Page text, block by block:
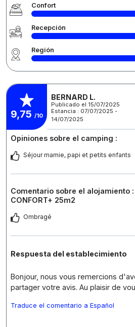
Confort
Recepción
Región
9,75 /10
BERNARD L.
Publicado el 15/07/2025
Estancia : 07/07/2025 -
14/07/2025
Opiniones sobre el camping :
Séjour mamie, papi et petits enfants
Comentario sobre el alojamiento
CONFORT+ 25m2
Ombragé
Respuesta del establecimiento
Bonjour, nous vous remercions
partager votre avis. Au plaisir de
Traduce el comentario a Español